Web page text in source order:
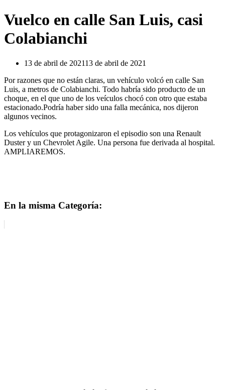
Vuelco en calle San Luis, casi
Colabianchi
13 de abril de 202113 de abril de 2021
Por razones que no están claras, un vehículo volcó en calle San
Luis, a metros de Colabianchi. Todo habría sido producto de un
choque, en el que uno de los veículos chocó con otro que estaba
estacionado.Podría haber sido una falla mecánica, nos dijeron
algunos vecinos.
Los vehículos que protagonizaron el episodio son una Renault
Duster y un Chevrolet Agile. Una persona fue derivada al hospital.
AMPLIAREMOS.
En la misma Categoría: